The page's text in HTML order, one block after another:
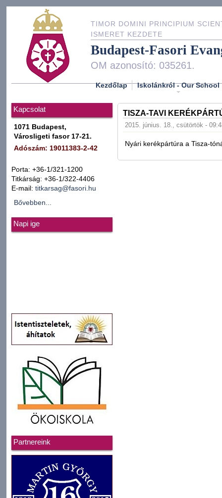
TIMOR DOMINI PRINCIPIUM
ISMERET KEZDETE
Budapest-Fasori
OM azonosító: 035261.
Kezdőlap Iskolánkról - Our School
Kapcsolat
1071 Budapest,
Városligeti fasor 17-21.
Adószám: 19011383-2-42
Porta: +36-1/321-1200
Titkárság: +36-1/322-4406
E-mail: titkarsag@fasori.hu
Bővebben...
Napi ige
Partnereink
TISZA-TAVI
2015. június. 18., csütörtök -
Nyári kerékpártúra a Tisza-